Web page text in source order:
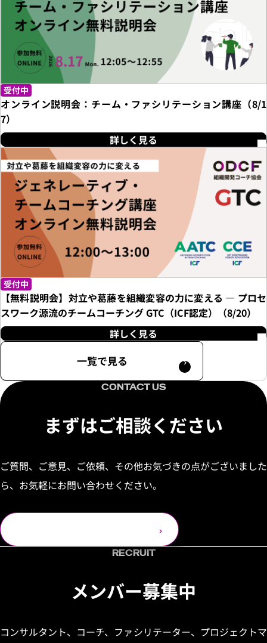
受付中
オンライン説明会：チーム・ファシリテーション講座（8/1
7）
詳しく見る
受付中
【無料説明会】対立や葛藤を組織変容の力に変える ― プロセ
スワーク源流のチームコーチング GTC（ICF認定）（8/20）
詳しく見る
一覧で見る
CONTACT US
まずはご相談ください
ご質問、ご意見、ご依頼、その他お気づきの点がございました
ら、お気軽にお問い合わせください。
RECRUIT
メンバー募集中
コンサルタント、コーチ、ファシリテーター、プロジェクトマ